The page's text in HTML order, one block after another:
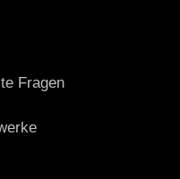
Fragen